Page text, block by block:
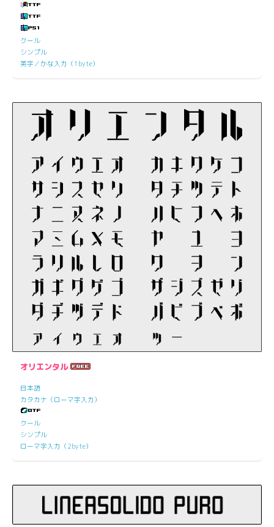
クール
シンプル
英字／かな入力（1byte）
オリエンタル
日本語
カタカナ（ローマ字入力）
クール
シンプル
ローマ字入力（2byte）